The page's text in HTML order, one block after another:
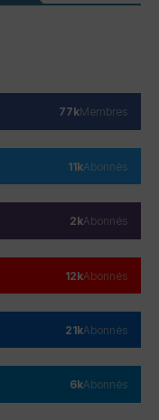
77kMembres
11kAbonnés
2kAbonnés
12kAbonnés
21kAbonnés
6kAbonnés